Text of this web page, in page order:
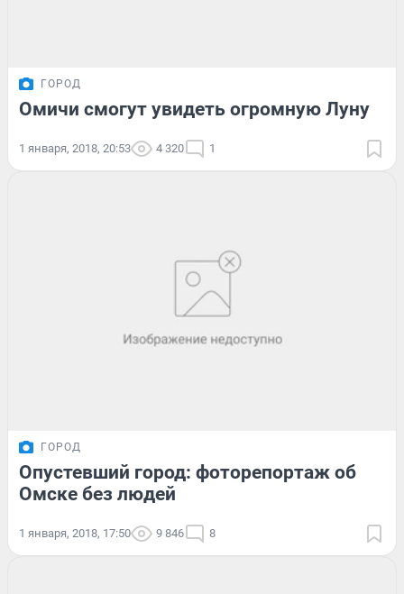
ГОРОД
Омичи смогут увидеть огромную Луну
1 января, 2018, 20:53 4 320 1
ГОРОД
Опустевший город: фоторепортаж об
Омске без людей
1 января, 2018, 17:50 9 846 8